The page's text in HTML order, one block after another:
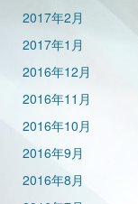
2017年2月
2017年1月
2016年12月
2016年11月
2016年10月
2016年9月
2016年8月